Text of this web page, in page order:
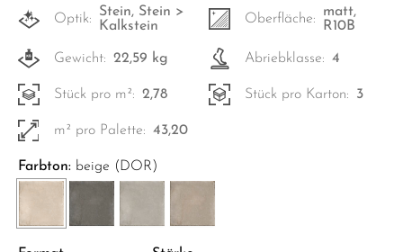
Optik:
Stein, Stein >
Kalkstein
Oberfläche:
matt,
R10B
Gewicht: 22,59 kg Abriebklasse: 4
Stück pro m²: 2,78 Stück pro Karton: 3
m² pro Palette: 43,20
Farbton: beige (DOR)